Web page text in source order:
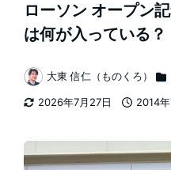
ローソン オープン
は何が入っている？
2026年7月27日
2014
著
者
大東 信仁（ものくろ） カ